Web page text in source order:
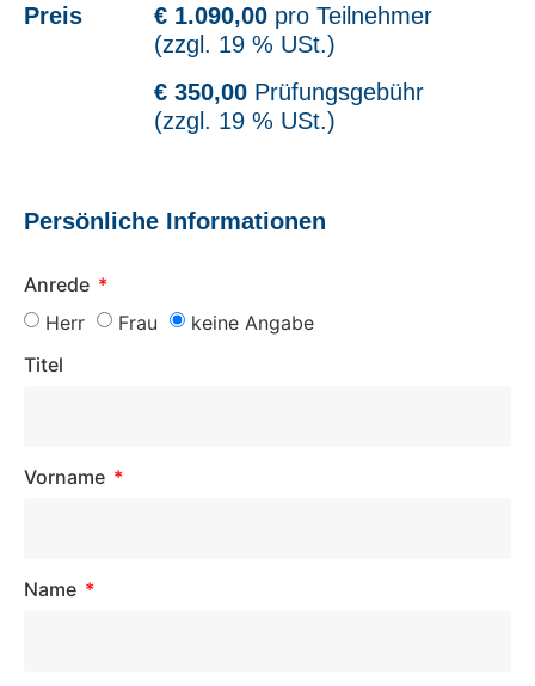
Preis € 1.090,00 pro Teilnehmer
(zzgl. 19 % USt.)
€ 350,00 Prüfungsgebühr
(zzgl. 19 % USt.)
Persönliche Informationen
Anrede
Herr
Frau
keine Angabe
Titel
Vorname
Name